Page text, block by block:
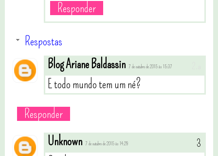
Responder
Respostas
Blog Ariane Baldassin 7 de outubro de 2015 às 15:37
E todo mundo tem um né?
Responder
Unknown 7 de outubro de 2015 às 14:29